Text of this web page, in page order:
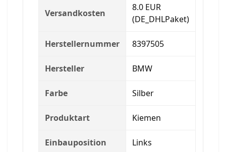
Versandkosten
8.0 EUR
(DE_DHLPaket)
Herstellernummer 8397505
Hersteller BMW
Farbe Silber
Produktart Kiemen
Einbauposition Links